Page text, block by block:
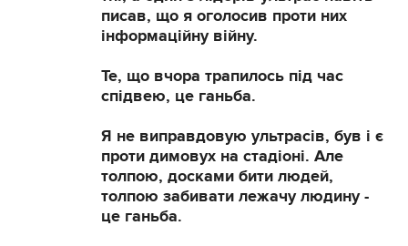
писав, що я оголосив проти них
інформаційну війну.
Те, що вчора трапилось під час
спідвею, це ганьба.
Я не виправдовую ультрасів, був і є
проти димовух на стадіоні. Але
толпою, досками бити людей,
толпою забивати лежачу людину -
це ганьба.